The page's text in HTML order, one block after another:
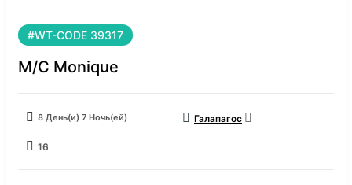
#WT-CODE 39317
M/C Monique
8 День(и) 7 Ночь(ей) Галапагос
16